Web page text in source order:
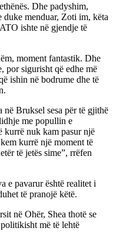
Dhe padyshim,
duke menduar, Zoti im, këta
ishte në gjendje të
moment fantastik. Dhe
por sigurisht që edhe më
ishin në bodrume dhe të
në Bruksel sesa për të gjithë
me popullin e
kurrë nuk kam pasur një
kurrë një moment të
të jetës sime”, rrëfen
e pavarur është realitet i
të pranojë këtë.
në Ohër, Shea thotë se
më të lehtë